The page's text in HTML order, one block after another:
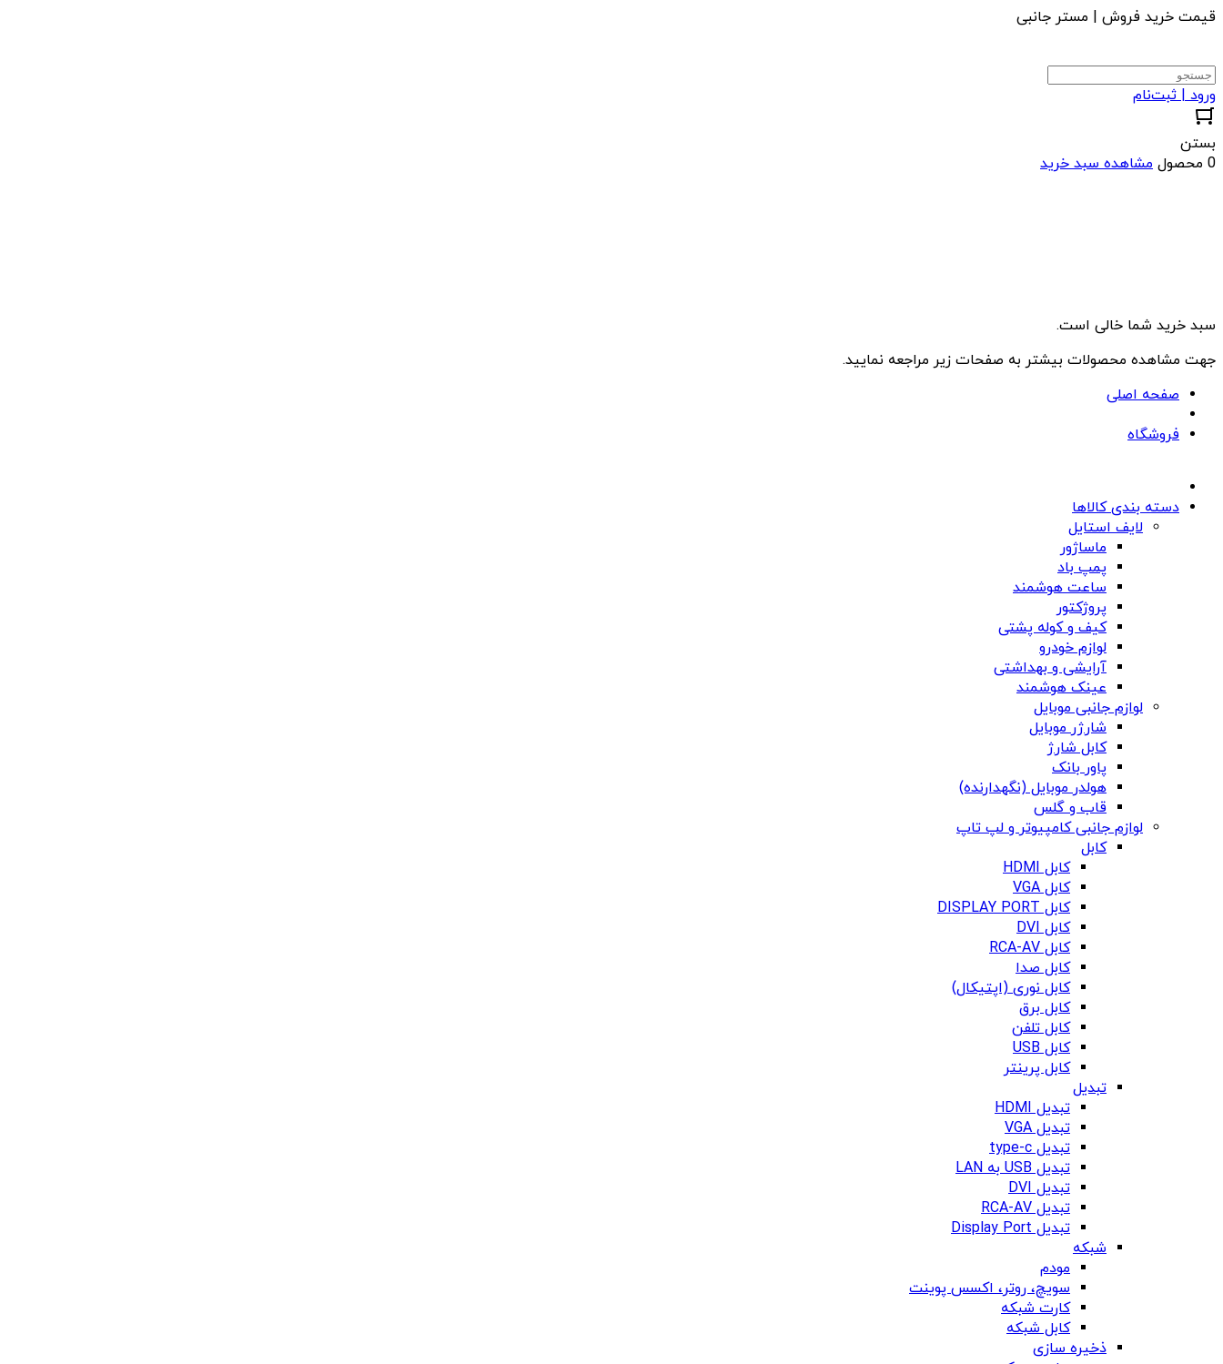
قیمت خرید فروش | مستر جانبی
ورود | ثبت‌نام
بستن
0 محصول
مشاهده سبد خرید
سبد خرید شما خالی است.
جهت مشاهده محصولات بیشتر به صفحات زیر مراجعه نمایید.
صفحه اصلی
فروشگاه
دسته بندی کالاها
لایف استایل
ماساژور
پمپ باد
ساعت هوشمند
پروژکتور
کیف و کوله پشتی
لوازم خودرو
آرایشی و بهداشتی
عینک هوشمند
لوازم جانبی موبایل
شارژر موبایل
کابل شارژ
پاور بانک
هولدر موبایل (نگهدارنده)
قاب و گلس
لوازم جانبی کامپیوتر و لپ تاپ
کابل
کابل HDMI
کابل VGA
کابل DISPLAY PORT
کابل DVI
کابل RCA-AV
کابل صدا
کابل نوری (اپتیکال)
کابل برق
کابل تلفن
کابل USB
کابل پرینتر
تبدیل
تبدیل HDMI
تبدیل VGA
تبدیل type-c
تبدیل USB به LAN
تبدیل DVI
تبدیل RCA-AV
تبدیل Display Port
شبکه
مودم
سویچ، روتر، اکسس پوینت
کارت شبکه
کابل شبکه
ذخیره سازی